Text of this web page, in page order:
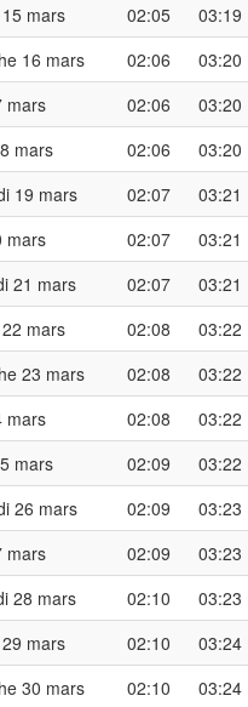
mars
02:05 03:19
16 mars
02:06 03:20
mars
02:06 03:20
mars
02:06 03:20
19 mars
02:07 03:21
mars
02:07 03:21
21 mars
02:07 03:21
mars
02:08 03:22
23 mars
02:08 03:22
mars
02:08 03:22
mars
02:09 03:22
26 mars
02:09 03:23
mars
02:09 03:23
28 mars
02:10 03:23
mars
02:10 03:24
30 mars
02:10 03:24